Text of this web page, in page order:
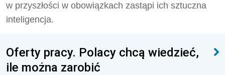
w przyszłości w obowiązkach zastąpi ich sztuczna
inteligencja.
Oferty pracy. Polacy chcą wiedzieć,
ile można zarobić